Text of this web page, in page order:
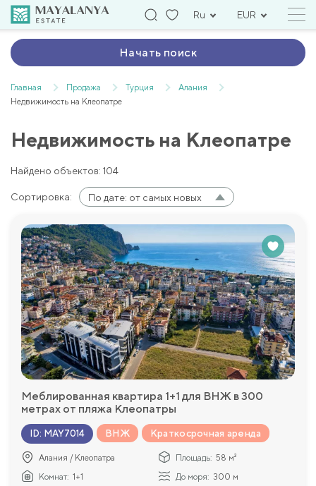
Ru EUR
Начать поиск
Главная Продажа Турция
Алания
Недвижимость на Клеопатре
Недвижимость на Клеопатре
Найдено объектов: 104
Сортировка: По дате: от самых новых
Меблированная квартира 1+1 для ВНЖ в 300
метрах от пляжа Клеопатры
ID: MAY7014 ВНЖ Краткосрочная аренда
Алания / Клеопатра Площадь: 58 м²
Комнат: 1+1 До моря: 300 м